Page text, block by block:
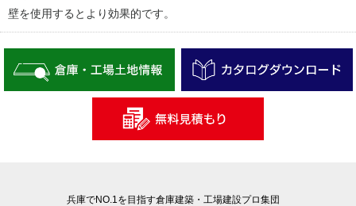
壁を使用するとより効果的です。
兵庫でNO.1を目指す倉庫建築・工場建設プロ集団